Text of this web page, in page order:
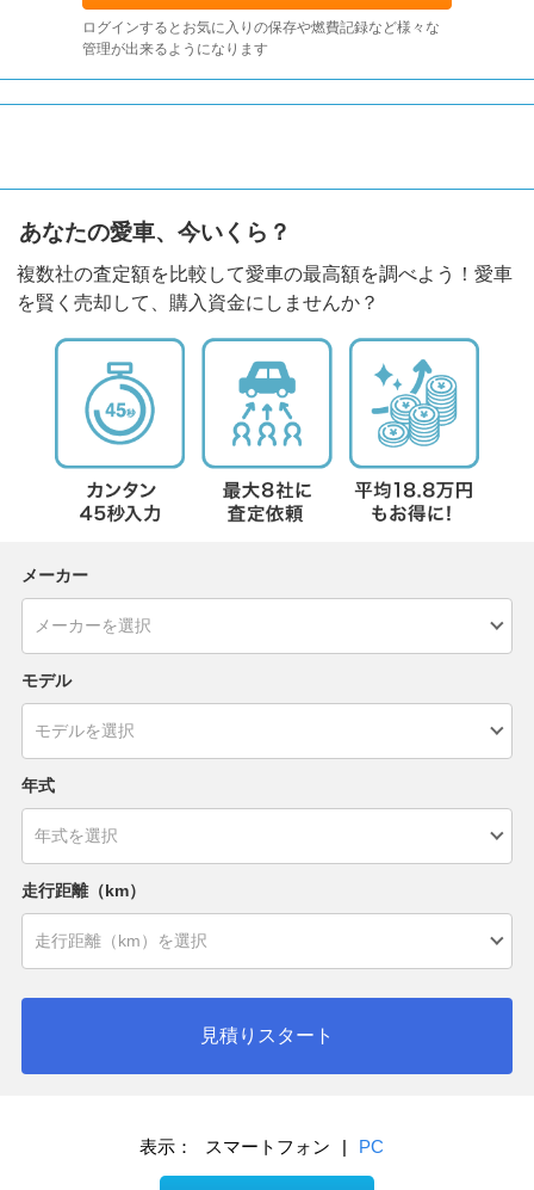
ログインするとお気に入りの保存や燃費記録など様々な
管理が出来るようになります
あなたの愛車、今いくら？
複数社の査定額を比較して愛車の最高額を調べよう！愛車
を賢く売却して、購入資金にしませんか？
メーカー
モデル
年式
走行距離（km）
見積りスタート
表示： スマートフォン | PC